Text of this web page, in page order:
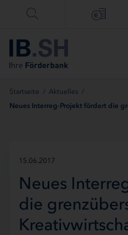
Menü überspringen
Startseite / Aktuelles /
Neues Interreg-Projekt fördert die
15.06.2017
Neues
die